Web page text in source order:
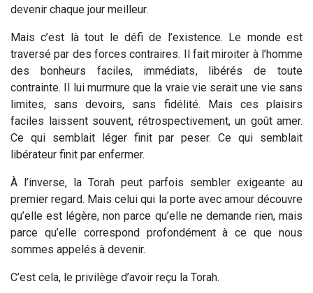
devenir chaque jour meilleur.
Mais c’est là tout le défi de l’existence. Le monde est
traversé par des forces contraires. Il fait miroiter à l’homme
des bonheurs faciles, immédiats, libérés de toute
contrainte. Il lui murmure que la vraie vie serait une vie sans
limites, sans devoirs, sans fidélité. Mais ces plaisirs
faciles laissent souvent, rétrospectivement, un goût amer.
Ce qui semblait léger finit par peser. Ce qui semblait
libérateur finit par enfermer.
À l’inverse, la Torah peut parfois sembler exigeante au
premier regard. Mais celui qui la porte avec amour découvre
qu’elle est légère, non parce qu’elle ne demande rien, mais
parce qu’elle correspond profondément à ce que nous
sommes appelés à devenir.
C’est cela, le privilège d’avoir reçu la Torah.